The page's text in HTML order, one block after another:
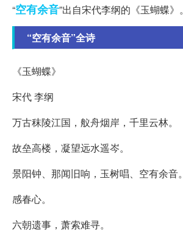
“空有余音”出自宋代李纲的《玉蝴蝶》。
“空有余音”全诗
《玉蝴蝶》
宋代 李纲
万古秣陵江国，舣舟烟岸，千里云林。
故垒高楼，凝望远水遥岑。
景阳钟、那闻旧响，玉树唱、空有余音。
感春心。
六朝遗事，萧索难寻。